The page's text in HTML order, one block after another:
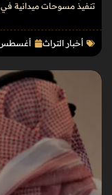
تنفيذ مسوحات ميدانية
أخبار التراث أغسطس 6,